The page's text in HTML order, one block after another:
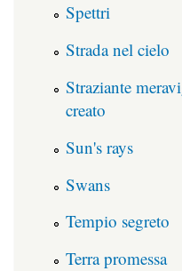
Spettri
Strada nel cielo
Straziante
creato
Sun's rays
Swans
Tempio segreto
Terra promessa